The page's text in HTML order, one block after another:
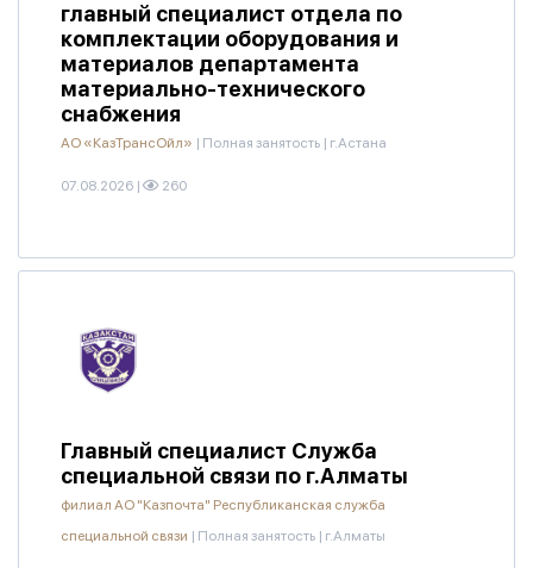
главный специалист отдела по
комплектации оборудования и
материалов департамента
материально-технического
снабжения
АО «КазТрансОйл» | Полная занятость | г.Астана
07.08.2026 | 260
Главный специалист Служба
специальной связи по г.Алматы
филиал АО "Казпочта" Республиканская служба
специальной связи | Полная занятость | г.Алматы